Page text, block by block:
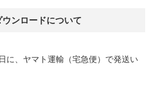
ンロードについて
に、ヤマト運輸（宅急便）で発送い